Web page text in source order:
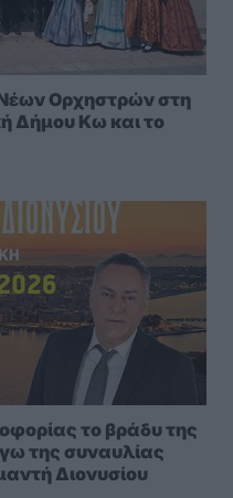
Ορχηστρών στη
Δήμου Κω και το
το βράδυ της
της συναυλίας
Διονυσίου